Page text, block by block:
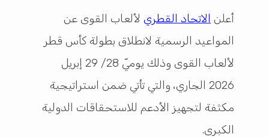
أعلن الاتحاد القطريلألعاب القوى عن
المواعيد الرسمية لانطلاق بطولة كأس قطر
لألعاب القوى وذلك يوميّ 28/ 29 إبريل
2026 الجاري، والتي تأتي ضمن استراتيجية
مكثفة لتجهيز الأدعم للاستحقاقات الدولية
الكبرى.